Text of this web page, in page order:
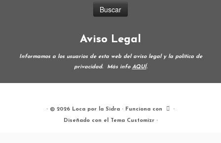
Aviso Legal
Informamos a los usuarios de esta web del aviso legal y la política de
privacidad.
Más info AQUÍ.
· © 2026 Loca por la Sidra · Funciona con ·
Diseñado con el Tema Customizr·